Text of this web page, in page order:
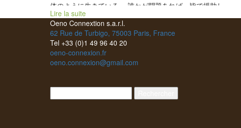
体のように生きている。 誰かが問題あれば、皆で援助し
合いながら解決してしまう。 ある蔵の栽培作業が遅れて
いれば、皆でその蔵に行って労働協力してしまう。 栽
培・醸造器具なども必要とあれば貸しあっている。 それ
ぞれの地方の実践部隊の代表各はこの二人。 Domaine
du Possible ドメーヌ・デュ・ポッシブル醸造のロイック
さん ロイックさんは第一回目のラ・ルミーズから実行部
Lire la suite
Oeno Connextion s.a.r.l.
62 Rue de Turbigo, 75003 Paris, France
Tel +33 (0)1 49 96 40 20
oeno-connexion.fr
oeno.connexion@gmail.com